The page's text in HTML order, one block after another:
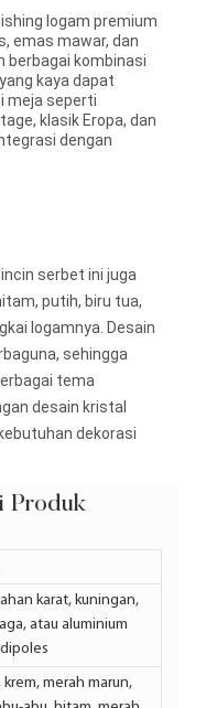
logam premium
emas mawar, dan
berbagai kombinasi
kaya dapat
meja seperti
klasik Eropa, dan
dengan
serbet ini juga
putih, biru tua,
logamnya. Desain
sehingga
tema
desain kristal
dekorasi
Produk
karat, kuningan,
atau aluminium
krem, merah marun,